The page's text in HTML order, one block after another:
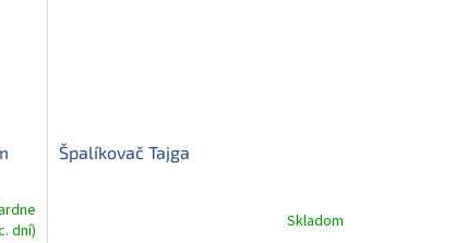
dní)
Špalíkovač Tajga
Skladom